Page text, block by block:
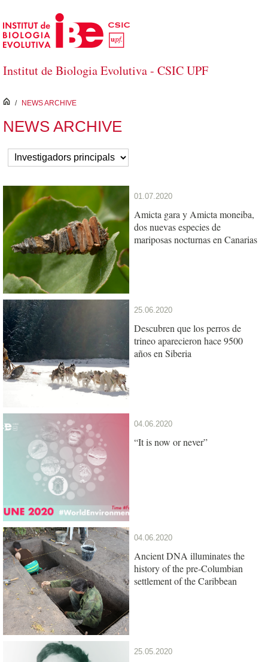
Skip to Main Content
Institut de Biologia Evolutiva - CSIC UPF
inici
/ NEWS ARCHIVE
NEWS ARCHIVE
01.07.2020
Amicta gara y Amicta moneiba,
dos nuevas especies de
mariposas nocturnas en Canarias
25.06.2020
Descubren que los perros de
trineo aparecieron hace 9500
años en Siberia
04.06.2020
“It is now or never”
04.06.2020
Ancient DNA illuminates the
history of the pre-Columbian
settlement of the Caribbean
25.05.2020